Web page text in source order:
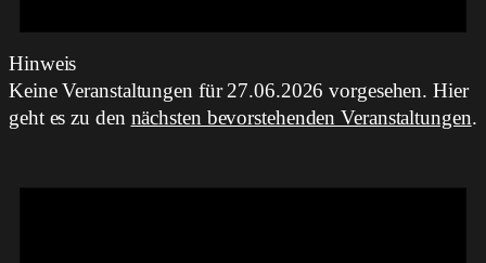
Hinweis
Keine Veranstaltungen für 27.06.2026 vorgesehen. Hier
geht es zu den nächsten bevorstehenden Veranstaltungen.